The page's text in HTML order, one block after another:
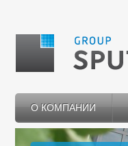
О КОМПАНИИ